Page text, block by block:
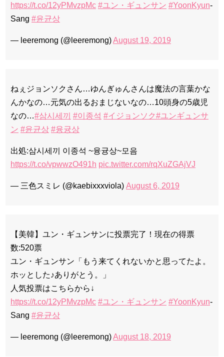
https://t.co/12yPMvzpMc #ユン・ギュンサン #YoonKyun-
Sang #윤균상
— leeremong (@leeremong)August 19, 2019
ねぇジョンソクさん…ゆんぎゅんさんは魔法の言葉かな
んかなの…元気の出るおまじないなの…10頭身の5歳児
なの…#삼시세끼 #이종석 #イジョンソク#ユンギュンサ
ン #윤균상 #융귱상
出処:삼시세끼 이종석 ~융귱상~모음
https://t.co/vpwwzO491h pic.twitter.com/rqXuZGAjVJ
— 三色スミレ (@kaebixxxviola) August 6, 2019
【美韓】ユン・ギュンサンに投票完了！現在の得票
数:520票
ユン・ギュンサン「もう来てくれないかと思ってたよ。
ホッとした♪ありがとう。」
人気投票はこちらから↓
https://t.co/12yPMvzpMc #ユン・ギュンサン #YoonKyun-
Sang #윤균상
— leeremong (@leeremong)August 18, 2019